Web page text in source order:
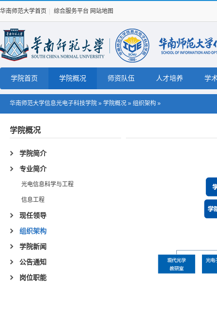
华南师范大学首页 综合服务平台 网站地图
学院首页 学院概况 师资队伍 人才培养 学
华南师范大学信息光电子科技学院 » 学院概况 » 组织架构 »
学院概况
学院简介
专业简介
光电信息科学与工程
信息工程
现任领导
组织架构
学院新闻
公告通知
岗位职能